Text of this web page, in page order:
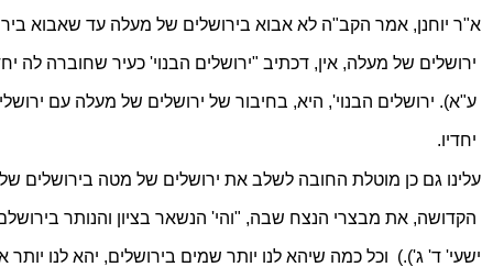
א"ר יוחנן, אמר הקב"ה לא אבוא בירושלים של מעלה עד שאבוא
ירושלים של מעלה, אין, דכתיב "ירושלים הבנוי' כעיר שחוברה לה
ע"א). ירושלים הבנוי', היא, בחיבור של ירושלים של מעלה עם
יחדיו.
עלינו גם כן מוטלת החובה לשלב את ירושלים של מטה בירושלים
הקדושה, את מבצרי הנצח שבה, "והי' הנשאר בציון והנותר
(ישעי' ד' ג'). וכל כמה שיהא לנו יותר שמים בירושלים, יהא לנו יותר